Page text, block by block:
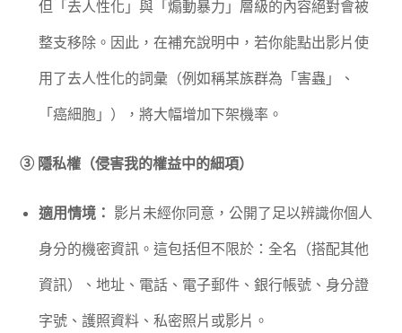
但「去人性化」與「煽動暴力」層級的內容絕對會被
整支移除。因此，在補充說明中，若你能點出影片使
用了去人性化的詞彙（例如稱某族群為「害蟲」、
「癌細胞」），將大幅增加下架機率。
③ 隱私權（侵害我的權益中的細項）
適用情境： 影片未經你同意，公開了足以辨識你個人
身分的機密資訊。這包括但不限於：全名（搭配其他
資訊）、地址、電話、電子郵件、銀行帳號、身分證
字號、護照資料、私密照片或影片。